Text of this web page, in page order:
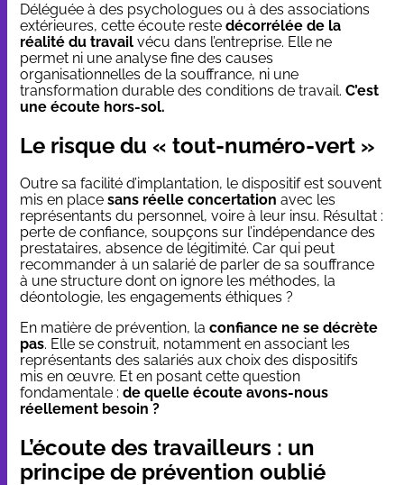
Déléguée à des psychologues ou à des associations
extérieures, cette écoute restedécorrélée de la
réalité du travail vécu dans l’entreprise. Elle ne
permet ni une analyse fine des causes
organisationnelles de la souffrance, ni une
transformation durable des conditions de travail.C’est
une écoute hors-sol.
Le risque du « tout-numéro-vert »
Outre sa facilité d’implantation, le dispositif est souvent
mis en placesans réelle concertationavec les
représentants du personnel, voire à leur insu. Résultat :
perte de confiance, soupçons sur l’indépendance des
prestataires, absence de légitimité. Car qui peut
recommander à un salarié de parler de sa souffrance
à une structure dont on ignore les méthodes, la
déontologie, les engagements éthiques ?
En matière de prévention, laconfiance ne se décrète
pas. Elle se construit, notamment en associant les
représentants des salariés aux choix des dispositifs
mis en œuvre. Et en posant cette question
fondamentale :de quelle écoute avons-nous
réellement besoin ?
L’écoute des travailleurs : un
principe de prévention oublié